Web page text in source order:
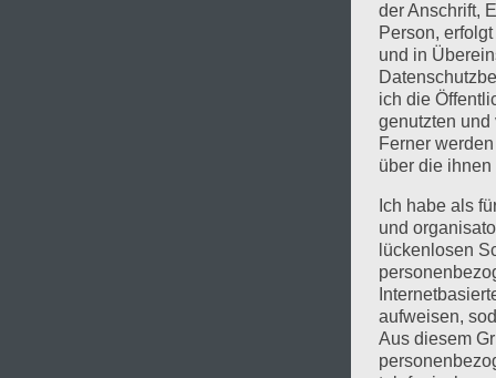
der Anschrift,
Person,
und in
ich die
genutzten und
Ferner
über die
Ich habe als
und
lückenlosen
aufweisen,
Aus diesem